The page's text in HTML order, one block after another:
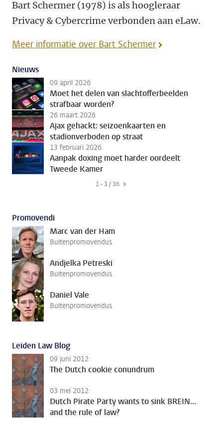
Bart Schermer (1978) is als hoogleraar
Privacy & Cybercrime verbonden aan eLaw.
Meer informatie over Bart Schermer
Nieuws
09 april 2026
Moet het delen van slachtofferbeelden
strafbaar worden?
26 maart 2026
Ajax gehackt: seizoenkaarten en
stadionverboden op straat
13 februari 2026
Aanpak doxing moet harder oordeelt
Tweede Kamer
1 - 3 / 36
Promovendi
Marc van der Ham
Buitenpromovendus
Andjelka Petreski
Buitenpromovendus
Daniel Vale
Buitenpromovendus
Leiden Law Blog
09 juni 2012
The Dutch cookie conundrum
03 mei 2012
Dutch Pirate Party wants to sink BREIN…
and the rule of law?